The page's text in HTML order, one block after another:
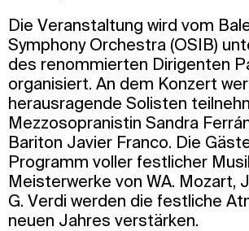
Die Veranstaltung wird vom
Symphony Orchestra (OSIB)
des renommierten Dirigenten
organisiert. An dem Konzert
herausragende Solisten
Mezzosopranistin Sandra
Bariton Javier Franco. Die
Programm voller festlicher
Meisterwerke von WA. Mozart,
G. Verdi werden die festliche
neuen Jahres verstärken.